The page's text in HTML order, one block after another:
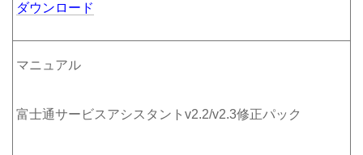
ダウンロード
マニュアル
富士通サービスアシスタントv2.2/v2.3修正パック